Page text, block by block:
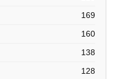
169
160
138
128